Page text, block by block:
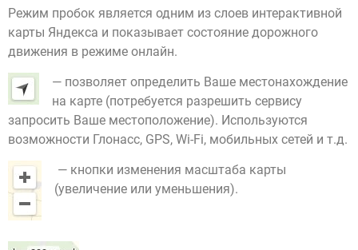
Режим пробок является одним из слоев интерактивной
карты Яндекса и показывает состояние дорожного
движения в режиме онлайн.
— позволяет определить Ваше местонахождение
на карте (потребуется разрешить сервису
запросить Ваше местоположение). Используются
возможности Глонасс, GPS, Wi-Fi, мобильных сетей и т.д.
— кнопки изменения масштаба карты
(увеличение или уменьшения).